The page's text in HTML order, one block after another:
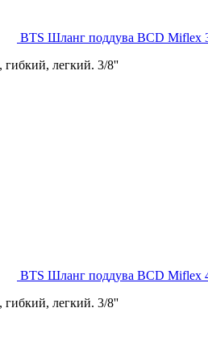
BTS Шланг поддува BCD Miflex
легкий. 3/8''
BTS Шланг поддува BCD Miflex
легкий. 3/8''